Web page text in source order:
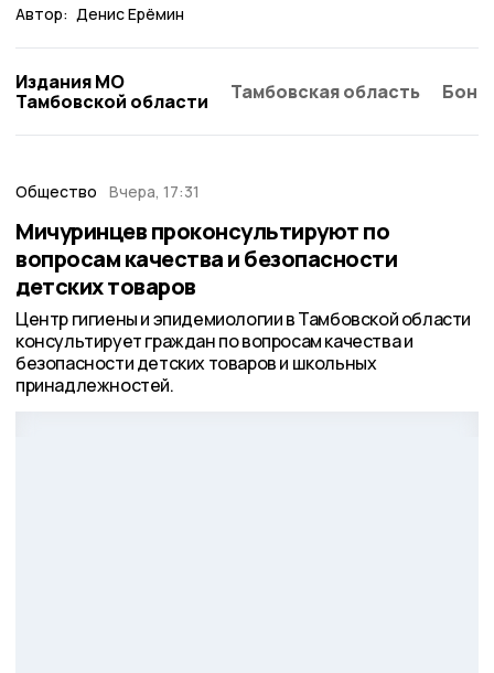
Автор: Денис Ерёмин
Издания МО
Тамбовской области
Тамбовская область
Общество Вчера, 17:31
Мичуринцев проконсультируют по
вопросам качества и безопасности
детских товаров
Центр гигиены и эпидемиологии в Тамбовской области
консультирует граждан по вопросам качества и
безопасности детских товаров и школьных
принадлежностей.